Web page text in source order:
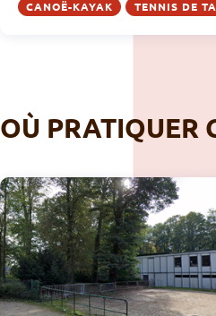
CANOË-KAYAK TENNIS DE
OÙ PRATIQUER